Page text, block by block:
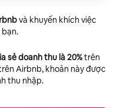
và khuyến khích việc
sẻ doanh thu là 20%trên
Airbnb, khoản này được
thu nhập.